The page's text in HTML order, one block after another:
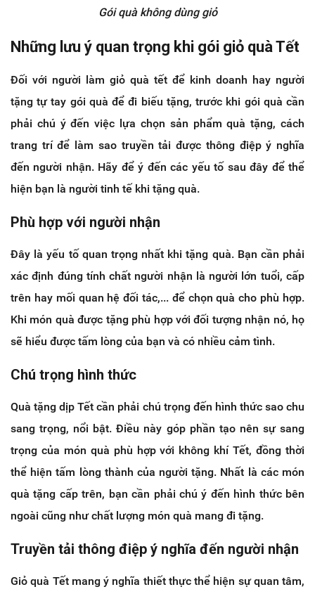
Gói quà không dùng giỏ
Những lưu ý quan trọng khi gói giỏ quà Tết
Đối với người làm giỏ quà tết để kinh doanh hay người
tặng tự tay gói quà để đi biếu tặng, trước khi gói quà cần
phải chú ý đến việc lựa chọn sản phẩm quà tặng, cách
trang trí để làm sao truyền tải được thông điệp ý nghĩa
đến người nhận. Hãy để ý đến các yếu tố sau đây để thể
hiện bạn là người tinh tế khi tặng quà.
Phù hợp với người nhận
Đây là yếu tố quan trọng nhất khi tặng quà. Bạn cần phải
xác định đúng tính chất người nhận là người lớn tuổi, cấp
trên hay mối quan hệ đối tác,... để chọn quà cho phù hợp.
Khi món quà được tặng phù hợp với đối tượng nhận nó, họ
sẽ hiểu được tấm lòng của bạn và có nhiều cảm tình.
Chú trọng hình thức
Quà tặng dịp Tết cần phải chú trọng đến hình thức sao chu
sang trọng, nổi bật. Điều này góp phần tạo nên sự sang
trọng của món quà phù hợp với không khí Tết, đồng thời
thể hiện tấm lòng thành của người tặng. Nhất là các món
quà tặng cấp trên, bạn cần phải chú ý đến hình thức bên
ngoài cũng như chất lượng món quà mang đi tặng.
Truyền tải thông điệp ý nghĩa đến người nhận
Giỏ quà Tết mang ý nghĩa thiết thực thể hiện sự quan tâm,